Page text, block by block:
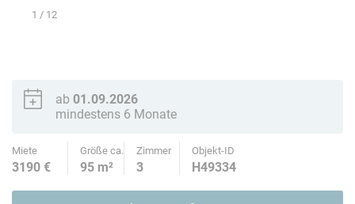
1 / 12
ab 01.09.2026
mindestens 6 Monate
Miete Größe ca. Zimmer Objekt-ID
3190 € 95 m² 3 H49334